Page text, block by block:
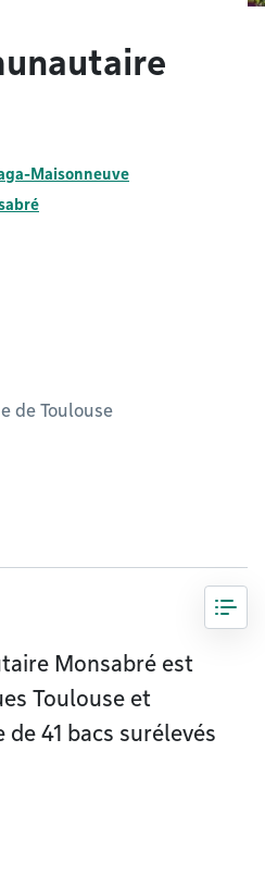
Maisonneuve
de Toulouse
Monsabré est
Toulouse et
41 bacs surélevés